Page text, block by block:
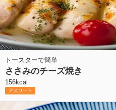
トースターで簡単
ささみのチーズ焼き
156kcal